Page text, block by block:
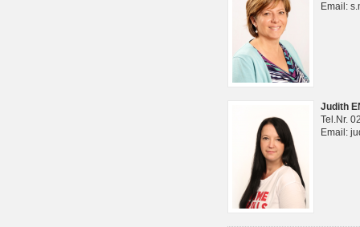
Email:
Judith
Tel.Nr.
Email: